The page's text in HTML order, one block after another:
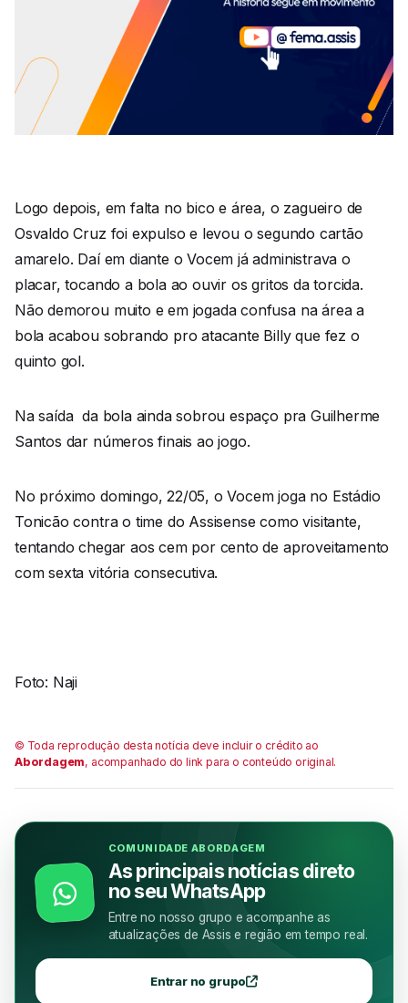
Logo depois, em falta no bico e área, o zagueiro de
Osvaldo Cruz foi expulso e levou o segundo cartão
amarelo. Daí em diante o Vocem já administrava o
placar, tocando a bola ao ouvir os gritos da torcida.
Não demorou muito e em jogada confusa na área a
bola acabou sobrando pro atacante Billy que fez o
quinto gol.
Na saída da bola ainda sobrou espaço pra Guilherme
Santos dar números finais ao jogo.
No próximo domingo, 22/05, o Vocem joga no Estádio
Tonicão contra o time do Assisense como visitante,
tentando chegar aos cem por cento de aproveitamento
com sexta vitória consecutiva.
Foto: Naji
© Toda reprodução desta notícia deve incluir o crédito ao
Abordagem, acompanhado do link para o conteúdo original.
COMUNIDADE ABORDAGEM
As principais notícias direto
no seu WhatsApp
Entre no nosso grupo e acompanhe as
atualizações de Assis e região em tempo real.
Entrar no grupo